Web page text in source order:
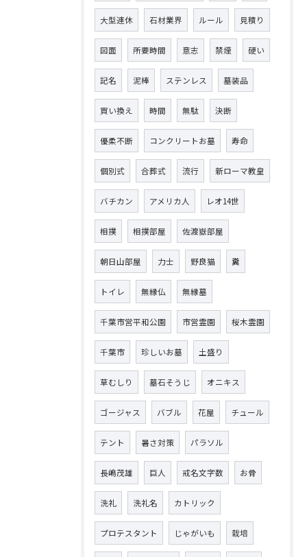
大型連休 石材業界 ルール 見積り
図面 所要時間 意志 禁煙 硬い
記名 泥棒 ステンレス 墓装品
買い換え 時間 無駄 決断
優柔不断 コンクリートお墓 寿命
個別式 合葬式 流行 新ローマ教皇
バチカン アメリカ人 レオ14世
相撲 相撲部屋 佐渡嶽部屋
朝日山部屋 力士 野良猫 糞
トイレ 無縁仏 無縁墓
千葉市営平和公園 市営霊園 桜木霊園
千葉市 珍しいお墓 土盛り
草むしり 墓石そうじ オニキス
ゴージャス バブル 花屋 チュール
テント 暑さ対策 パラソル
長嶋茂雄 巨人 戒名文字数 お骨
洗礼 洗礼名 カトリック
プロテスタント じゃがいも 栽培